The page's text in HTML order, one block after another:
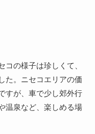
コの様子は珍しくて、
た。ニセコエリアの価
すが、車で少し郊外行
温泉など、楽しめる場